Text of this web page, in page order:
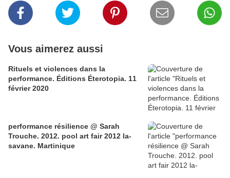
Vous aimerez aussi
Rituels et violences dans la
performance. Éditions Éterotopia. 11
février 2020
performance résilience @ Sarah
Trouche. 2012. pool art fair 2012 la-
savane. Martinique